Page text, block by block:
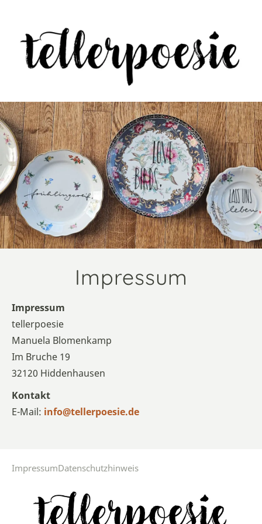
Impressum
Impressum
tellerpoesie
Manuela Blomenkamp
Im Bruche 19
32120 Hiddenhausen
Kontakt
E-Mail: info@tellerpoesie.de
ImpressumDatenschutzhinweis